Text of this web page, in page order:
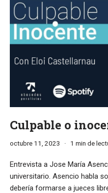
Culpable o
octubre 11, 2023 1 min de
Entrevista a Jose María
universitario. Asencio habla
debería formarse a jueces